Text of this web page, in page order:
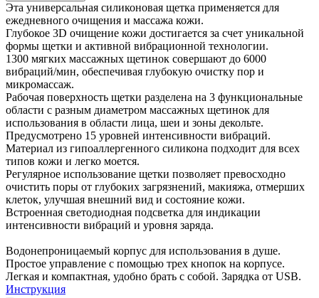
Эта универсальная силиконовая щетка применяется для
ежедневного очищения и массажа кожи.
Глубокое 3D очищение кожи достигается за счет уникальной
формы щетки и активной вибрационной технологии.
1300 мягких массажных щетинок совершают до 6000
вибраций/мин, обеспечивая глубокую очистку пор и
микромассаж.
Рабочая поверхность щетки разделена на 3 функциональные
области с разным диаметром массажных щетинок для
использования в области лица, шеи и зоны декольте.
Предусмотрено 15 уровней интенсивности вибраций.
Материал из гипоаллергенного силикона подходит для всех
типов кожи и легко моется.
Регулярное использование щетки позволяет превосходно
очистить поры от глубоких загрязнений, макияжа, отмерших
клеток, улучшая внешний вид и состояние кожи.
Встроенная светодиодная подсветка для индикации
интенсивности вибраций и уровня заряда.
Водонепроницаемый корпус для использования в душе.
Простое управление с помощью трех кнопок на корпусе.
Легкая и компактная, удобно брать с собой. Зарядка от USB.
Инструкция